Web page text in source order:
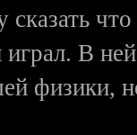
играл. В
физики,